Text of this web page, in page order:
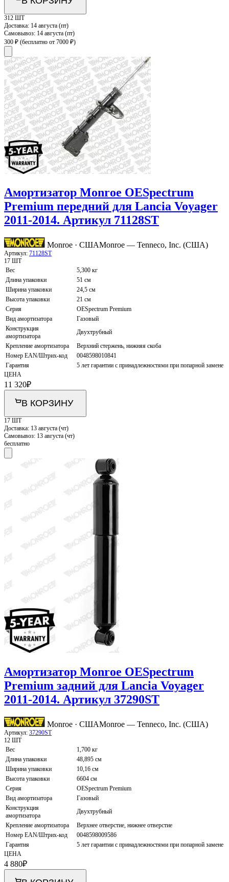
312 ШТ
Доставка: 14 августа (пт)
Самовывоз: 14 августа (пт)
300 ₽ (бесплатно от 7000 ₽)
Амортизатор Monroe OESpectrum
Premium передний для Lancia Voyager
2011-2014. Артикул 71128ST
Monroe · СШАMonroe — Tenneco, Inc. (США)
Артикул: 71128ST
17 ШТ
Вес
5,300 кг
Длина упаковки
51 см
Ширина упаковки
24,5 см
Высота упаковки
21 см
Серия
OESpectrum Premium
Вид амортизатора
Газовый
Конструкция
амортизатора
Двухтрубный
Крепление амортизатора
Верхний стержень, нижняя скоба
Номер EAN/Штрих-код
0048598010841
Гарантия
5 лет гарантии с принадлежностями при попарной замене
ЦЕНА
11 320₽
В КОРЗИНУ
17 ШТ
Доставка: 13 августа (чт)
Самовывоз: 13 августа (чт)
бесплатно
Амортизатор Monroe OESpectrum
Premium задний для Lancia Voyager
2011-2014. Артикул 37290ST
Monroe · СШАMonroe — Tenneco, Inc. (США)
Артикул: 37290ST
12 ШТ
Вес
1,700 кг
Длина упаковки
48,895 см
Ширина упаковки
10,16 см
Высота упаковки
6604 см
Серия
OESpectrum Premium
Вид амортизатора
Газовый
Конструкция
амортизатора
Двухтрубный
Крепление амортизатора
Верхнее отверстие, нижнее отверстие
Номер EAN/Штрих-код
0048598009586
Гарантия
5 лет гарантии с принадлежностями при попарной замене
ЦЕНА
4 880₽